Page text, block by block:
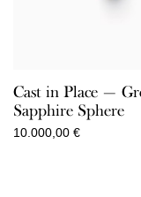
Cast in Place —
Sapphire Sphere
10.000,00 €